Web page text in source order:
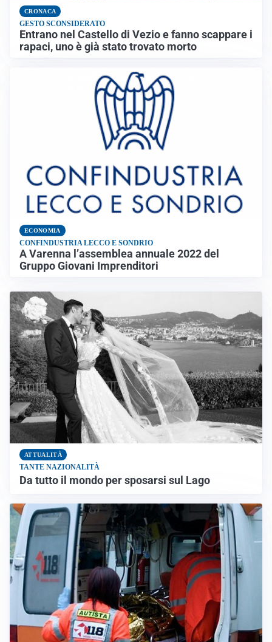
CRONACA
GESTO SCONSIDERATO
Entrano nel Castello di Vezio e fanno scappare i
rapaci, uno è già stato trovato morto
ECONOMIA
CONFINDUSTRIA LECCO E SONDRIO
A Varenna l’assemblea annuale 2022 del
Gruppo Giovani Imprenditori
ATTUALITÀ
TANTE NAZIONALITÀ
Da tutto il mondo per sposarsi sul Lago